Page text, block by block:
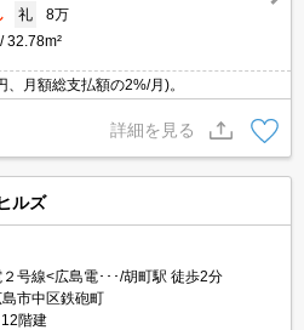
礼
8万
32.78m²
月額総支払額の2%/月)。
詳細を見る
ルズ
号線<広島電･･･/胡町駅 徒歩2分
市中区鉄砲町
12階建